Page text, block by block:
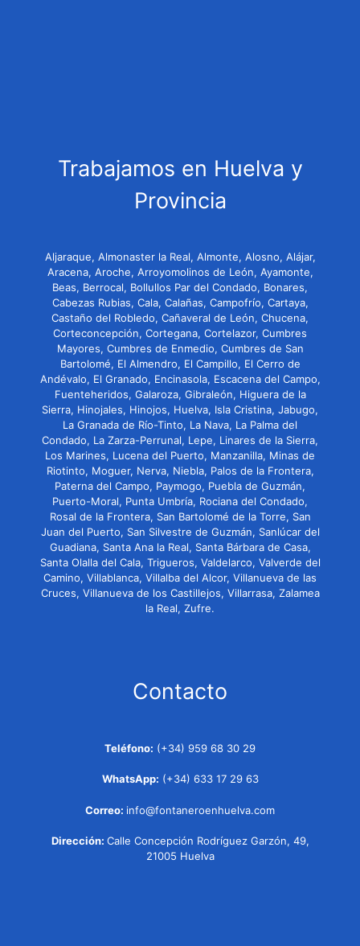
Trabajamos en Huelva y
Provincia
Aljaraque, Almonaster la Real, Almonte, Alosno, Alájar,
Aracena, Aroche, Arroyomolinos de León, Ayamonte,
Beas, Berrocal, Bollullos Par del Condado, Bonares,
Cabezas Rubias, Cala, Calañas, Campofrío, Cartaya,
Castaño del Robledo, Cañaveral de León, Chucena,
Corteconcepción, Cortegana, Cortelazor, Cumbres
Mayores, Cumbres de Enmedio, Cumbres de San
Bartolomé, El Almendro, El Campillo, El Cerro de
Andévalo, El Granado, Encinasola, Escacena del Campo,
Fuenteheridos, Galaroza, Gibraleón, Higuera de la
Sierra, Hinojales, Hinojos, Huelva, Isla Cristina, Jabugo,
La Granada de Río-Tinto, La Nava, La Palma del
Condado, La Zarza-Perrunal, Lepe, Linares de la Sierra,
Los Marines, Lucena del Puerto, Manzanilla, Minas de
Riotinto, Moguer, Nerva, Niebla, Palos de la Frontera,
Paterna del Campo, Paymogo, Puebla de Guzmán,
Puerto-Moral, Punta Umbría, Rociana del Condado,
Rosal de la Frontera, San Bartolomé de la Torre, San
Juan del Puerto, San Silvestre de Guzmán, Sanlúcar del
Guadiana, Santa Ana la Real, Santa Bárbara de Casa,
Santa Olalla del Cala, Trigueros, Valdelarco, Valverde del
Camino, Villablanca, Villalba del Alcor, Villanueva de las
Cruces, Villanueva de los Castillejos, Villarrasa, Zalamea
la Real, Zufre.
Contacto
Teléfono: (+34) 959 68 30 29
WhatsApp: (+34) 633 17 29 63
Correo: info@fontaneroenhuelva.com
Dirección: Calle Concepción Rodríguez Garzón, 49,
21005 Huelva